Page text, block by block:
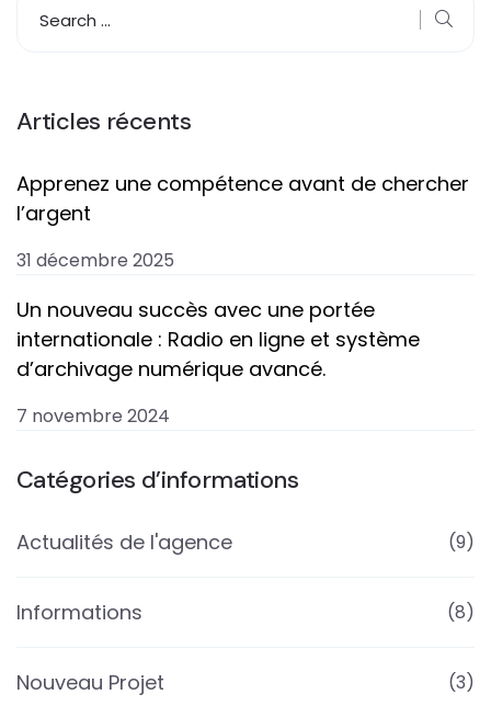
Articles récents
Apprenez une compétence avant de chercher
l’argent
31 décembre 2025
Un nouveau succès avec une portée
internationale : Radio en ligne et système
d’archivage numérique avancé.
7 novembre 2024
Catégories d’informations
Actualités de l'agence (9)
Informations (8)
Nouveau Projet (3)